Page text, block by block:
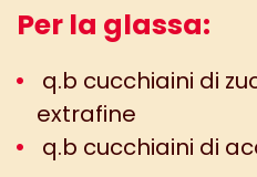
Per la glassa:
q.b cucchiaini di
extrafine
q.b cucchiaini di